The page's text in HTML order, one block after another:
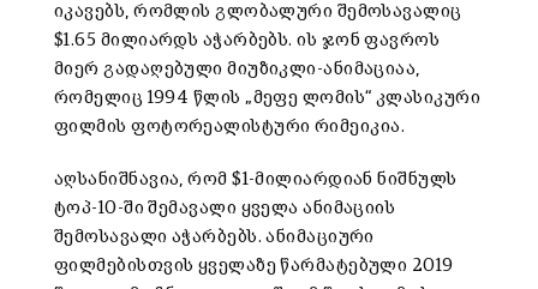
იკავებს, რომლის გლობალური შემოსავალიც
$1.65 მილიარდს აჭარბებს. ის ჯონ ფავროს
მიერ გადაღებული მიუზიკლი-ანიმაციაა,
რომელიც 1994 წლის „მეფე ლომის“ კლასიკური
ფილმის ფოტორეალისტური რიმეიკია.
აღსანიშნავია, რომ $1-მილიარდიან ნიშნულს
ტოპ-10-ში შემავალი ყველა ანიმაციის
შემოსავალი აჭარბებს. ანიმაციური
ფილმებისთვის ყველაზე წარმატებული 2019